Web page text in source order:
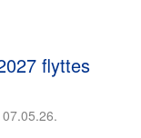
flyttes